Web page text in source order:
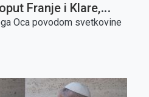
Franje i Klare,
koje treba cijeniti i
Oca povodom svetkovine